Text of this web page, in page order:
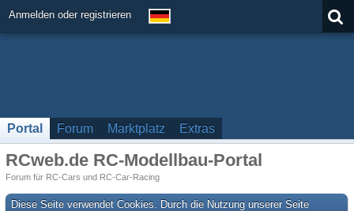
Anmelden oder registrieren
Portal Forum Marktplatz Extras
RCweb.de RC-Modellbau-Portal
Forum für RC-Cars und RC-Car-Racing
Diese Seite verwendet Cookies. Durch die Nutzung unserer Seite